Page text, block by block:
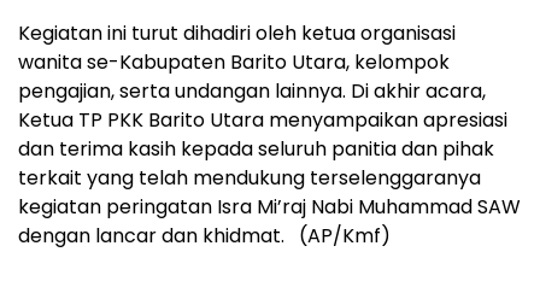
Kegiatan ini turut dihadiri oleh ketua organisasi
wanita se-Kabupaten Barito Utara, kelompok
pengajian, serta undangan lainnya. Di akhir acara,
Ketua TP PKK Barito Utara menyampaikan apresiasi
dan terima kasih kepada seluruh panitia dan pihak
terkait yang telah mendukung terselenggaranya
kegiatan peringatan Isra Mi’raj Nabi Muhammad SAW
dengan lancar dan khidmat. (AP/Kmf)